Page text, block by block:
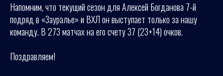
Напомним, что текущий сезон для Алексей Богданова 7-й
подряд в «Зауралье» и ВХЛ он выступает только за нашу
команду. В 273 матчах на его счету 37 (23+14) очков.
Поздравляем!